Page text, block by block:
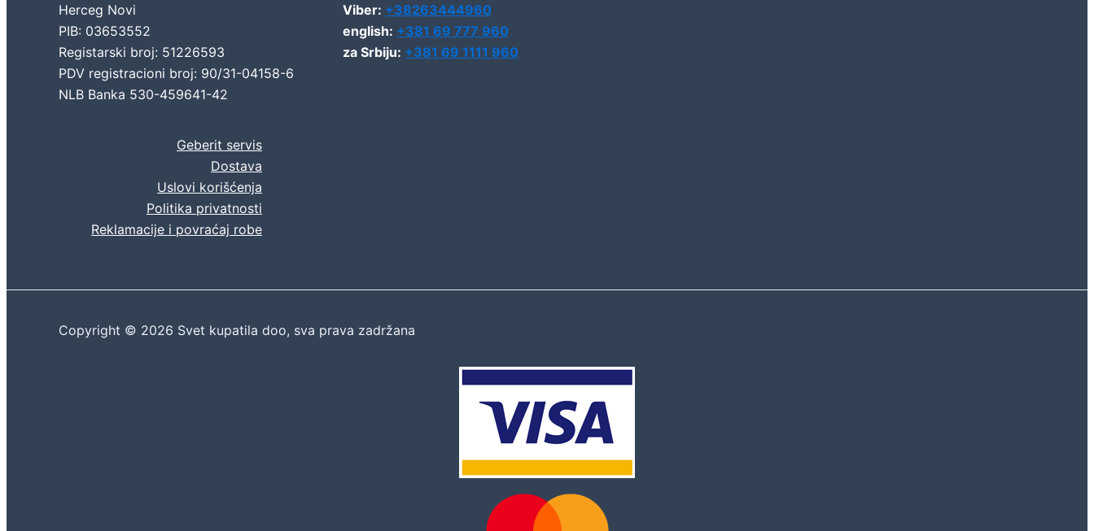
Herceg Novi
PIB: 03653552
Registarski broj: 51226593
PDV registracioni broj: 90/31-04158-6
NLB Banka 530-459641-42
Viber: +38263444960
english: +381 69 777 960
za Srbiju: +381 69 1111 960
Geberit servis
Dostava
Uslovi korišćenja
Politika privatnosti
Reklamacije i povraćaj robe
Copyright © 2026 Svet kupatila doo, sva prava zadržana